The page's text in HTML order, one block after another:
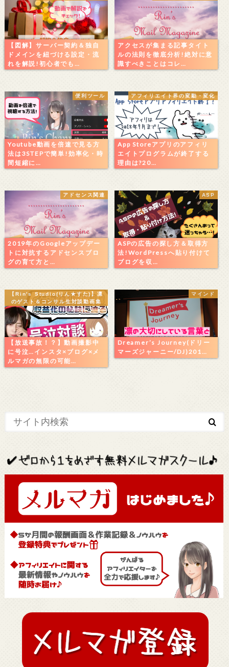
【図解】サーバー契約＆独自
ドメインを紐づける設定・流
れを解説!初心者でも…
アクセスが集まる記事タイト
ルの法則を徹底分析!絶対に意
識すべきことはコレ…
便利ツール
Youtube動画を倍速で見る方
法は3STEPで簡単!効率化・時
間短縮に…
アフィリエイト界の変動・変化
App Storeアプリのアフィリ
エイトプログラムが終了する
理由は?20…
アドセンス関連
2019年のGoogleアップデー
トに対抗するアドセンスブロ
グの育て方と…
ASP
ASPの広告の探し方＆取得方
法!WordPressへ貼り付けて
ブログを収…
【Rin's Studio(りん★すた)】凛
のゲスト＆コンサル生対談動画集
【放送事故！？】動画撮影中
に号泣…インスタ×ブログ×メ
ルマガの無限の可能…
マインド
Dreamer’s Journey(ドリー
マーズジャーニー/DJ)201…